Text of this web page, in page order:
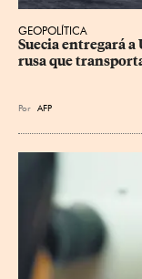
GEOPOLÍTICA
Suecia entregará
rusa que
Por AFP